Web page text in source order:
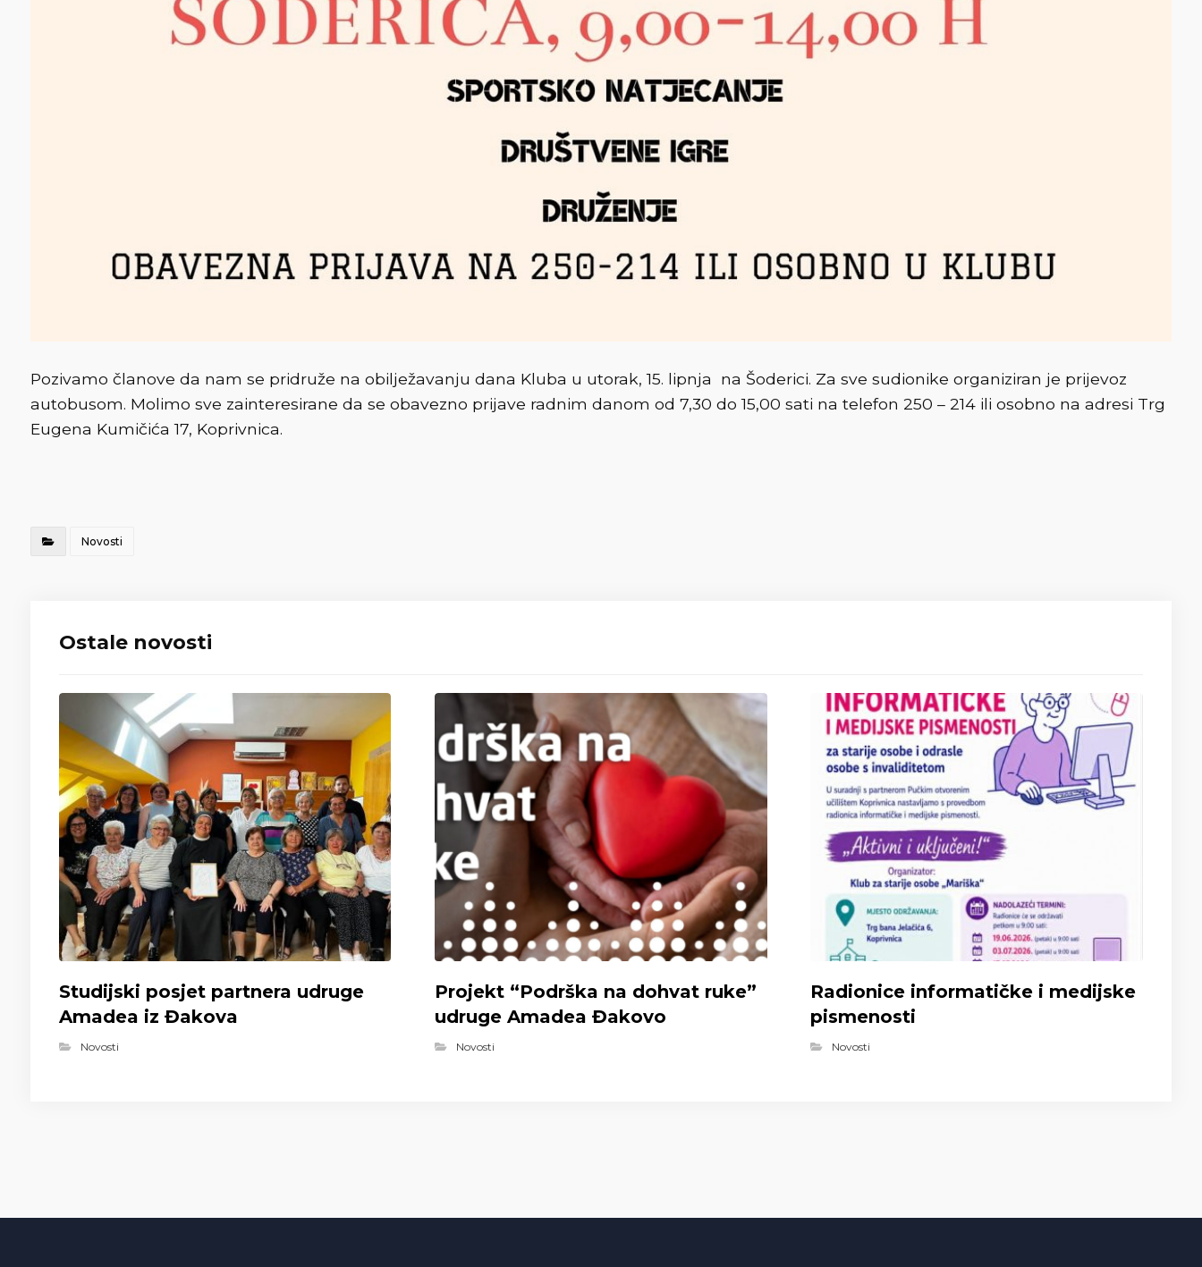
Pozivamo članove da nam se pridruže na obilježavanju dana Kluba u utorak, 15. lipnja na Šoderici. Za sve sudionike organiziran je prijevoz
autobusom. Molimo sve zainteresirane da se obavezno prijave radnim danom od 7,30 do 15,00 sati na telefon 250 – 214 ili osobno na adresi Trg
Eugena Kumičića 17, Koprivnica.
Novosti
Ostale novosti
Studijski posjet partnera udruge
Amadea iz Đakova
Novosti
Projekt “Podrška na dohvat ruke”
udruge Amadea Đakovo
Novosti
Radionice informatičke i medijske
pismenosti
Novosti